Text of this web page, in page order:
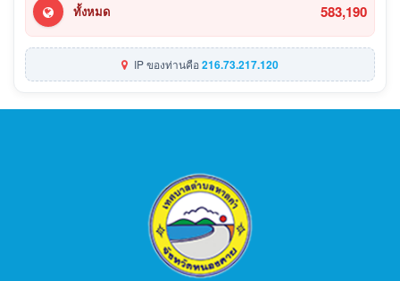
ทั้งหมด 583,190
IP ของท่านคือ216.73.217.120